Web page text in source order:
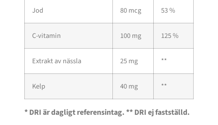
Jod 80 mcg 53 %
C-vitamin 100 mg 125 %
Extrakt av nässla 25 mg **
Kelp 40 mg **
* DRI är dagligt referensintag. ** DRI ej fastställd.